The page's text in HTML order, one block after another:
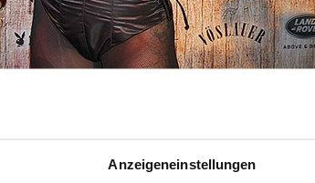
Anzeigeneinstellungen